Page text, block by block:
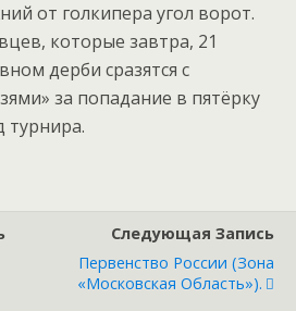
от голкипера угол ворот.
которые завтра, 21
дерби сразятся с
за попадание в пятёрку
турнира.
Следующая Запись
Первенство России (зона
«Московская Область»).